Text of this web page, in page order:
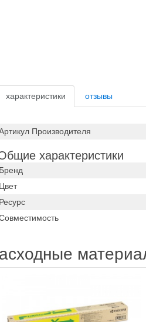
характеристики отзывы
Производителя
характеристики
Бренд
Цвет
Ресурс